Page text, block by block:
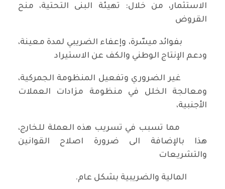
الاستثمار، من خلال: تهيئة البنى التحتية، منح
القروض
بفوائد ميسّرة، وإعفاء الضريبي لمدة معينة،
ودعم الإنتاج الوطني والكف عن الاستيراد
غير الضروري وتفعيل المنظومة الجمركية،
ومعالجة الخلل في منظومة مزادات العملات
الأجنبية،
مما تسبب في تسريب هذه العملة للخارج،
هذا بالإضافة الى ضرورة اصلاح القوانين
والتشريعات
المالية والضريبية بشكل عام.